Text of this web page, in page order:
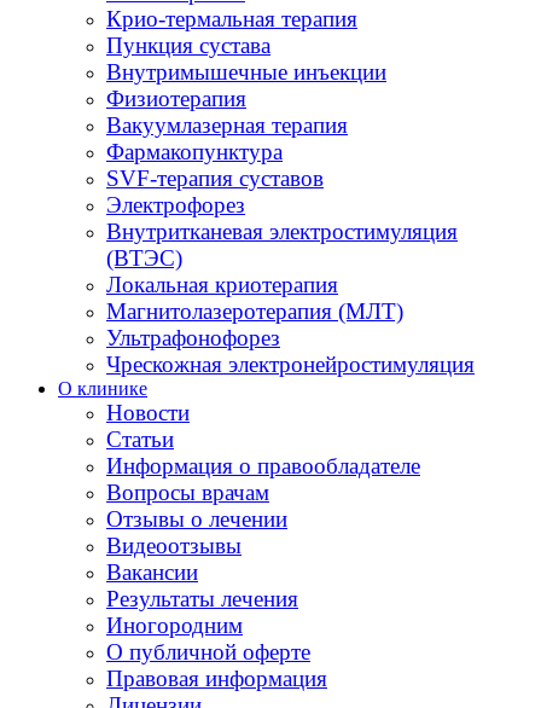
Крио-термальная терапия
Пункция сустава
Внутримышечные инъекции
Физиотерапия
Вакуумлазерная терапия
Фармакопунктура
SVF-терапия суставов
Электрофорез
Внутритканевая электростимуляция
(ВТЭС)
Локальная криотерапия
Магнитолазеротерапия (МЛТ)
Ультрафонофорез
Чрескожная электронейростимуляция
О клинике
Новости
Статьи
Информация о правообладателе
Вопросы врачам
Отзывы о лечении
Видеоотзывы
Вакансии
Результаты лечения
Иногородним
О публичной оферте
Правовая информация